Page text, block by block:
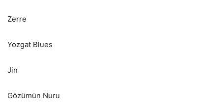
Zerre
Yozgat Blues
Jin
Gözümün Nuru